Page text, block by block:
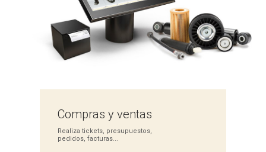
Comprasy ventas
Realiza tickets, presupuestos,
pedidos, facturas...